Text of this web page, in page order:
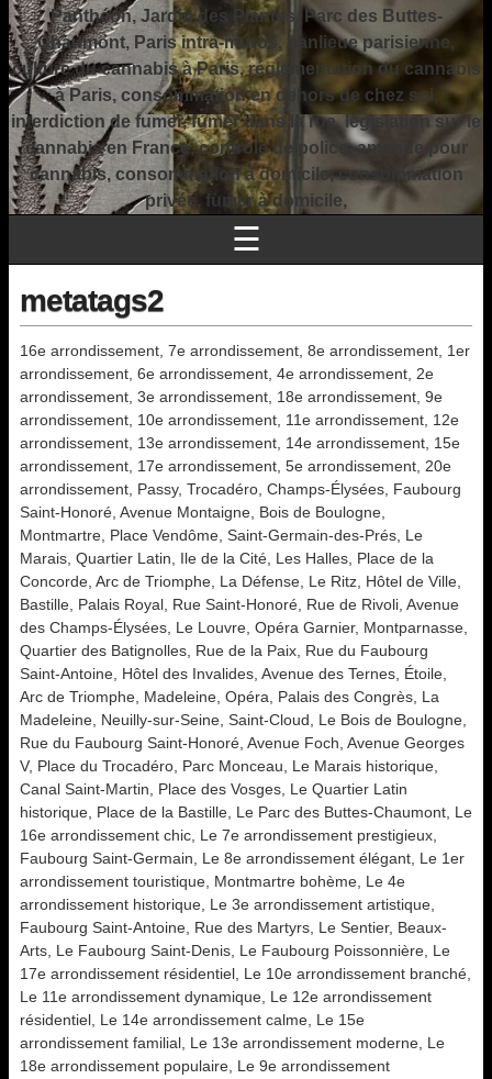
Panthéon, Jardin des Plantes, Parc des Buttes-
Chaumont, Paris intra-muros, banlieue parisienne,
culture du cannabis à Paris, réglementation du cannabis
à Paris, consommation en dehors de chez soi,
interdiction de fumer, fumer dans la rue, législation sur le
cannabis en France, contrôle de police, amende pour
cannabis, consommation à domicile, consommation
privée, fumer à domicile,
☰
metatags2
16e arrondissement, 7e arrondissement, 8e arrondissement, 1er
arrondissement, 6e arrondissement, 4e arrondissement, 2e
arrondissement, 3e arrondissement, 18e arrondissement, 9e
arrondissement, 10e arrondissement, 11e arrondissement, 12e
arrondissement, 13e arrondissement, 14e arrondissement, 15e
arrondissement, 17e arrondissement, 5e arrondissement, 20e
arrondissement, Passy, Trocadéro, Champs-Élysées, Faubourg
Saint-Honoré, Avenue Montaigne, Bois de Boulogne,
Montmartre, Place Vendôme, Saint-Germain-des-Prés, Le
Marais, Quartier Latin, Ile de la Cité, Les Halles, Place de la
Concorde, Arc de Triomphe, La Défense, Le Ritz, Hôtel de Ville,
Bastille, Palais Royal, Rue Saint-Honoré, Rue de Rivoli, Avenue
des Champs-Élysées, Le Louvre, Opéra Garnier, Montparnasse,
Quartier des Batignolles, Rue de la Paix, Rue du Faubourg
Saint-Antoine, Hôtel des Invalides, Avenue des Ternes, Étoile,
Arc de Triomphe, Madeleine, Opéra, Palais des Congrès, La
Madeleine, Neuilly-sur-Seine, Saint-Cloud, Le Bois de Boulogne,
Rue du Faubourg Saint-Honoré, Avenue Foch, Avenue Georges
V, Place du Trocadéro, Parc Monceau, Le Marais historique,
Canal Saint-Martin, Place des Vosges, Le Quartier Latin
historique, Place de la Bastille, Le Parc des Buttes-Chaumont, Le
16e arrondissement chic, Le 7e arrondissement prestigieux,
Faubourg Saint-Germain, Le 8e arrondissement élégant, Le 1er
arrondissement touristique, Montmartre bohème, Le 4e
arrondissement historique, Le 3e arrondissement artistique,
Faubourg Saint-Antoine, Rue des Martyrs, Le Sentier, Beaux-
Arts, Le Faubourg Saint-Denis, Le Faubourg Poissonnière, Le
17e arrondissement résidentiel, Le 10e arrondissement branché,
Le 11e arrondissement dynamique, Le 12e arrondissement
résidentiel, Le 14e arrondissement calme, Le 15e
arrondissement familial, Le 13e arrondissement moderne, Le
18e arrondissement populaire, Le 9e arrondissement